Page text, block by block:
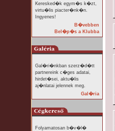
Keresked�k egym�s k�zt,
virtu�lis piacter�nk�n.
Ingyenes!
B�vebben
Bel�p�s a Klubba
Gal�ri�nkban szerz�d�tt
partnereink c�ges adatai,
hirdet�sei, aktu�lis
aj�nlatai jelennek meg.
Gal�ria
Folyamatosan b�v�l�